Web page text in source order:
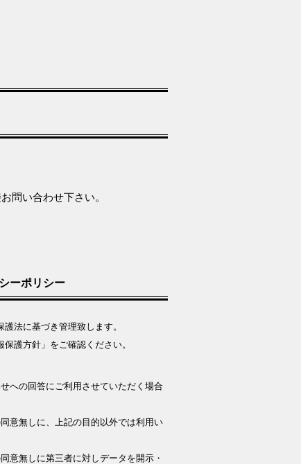
問い合わせ下さい。
ーポリシー
法に基づき管理致します。
護方針」をご確認ください。
への回答にご利用させていただく場合
意無しに、上記の目的以外では利用い
意無しに第三者に対しデータを開示・